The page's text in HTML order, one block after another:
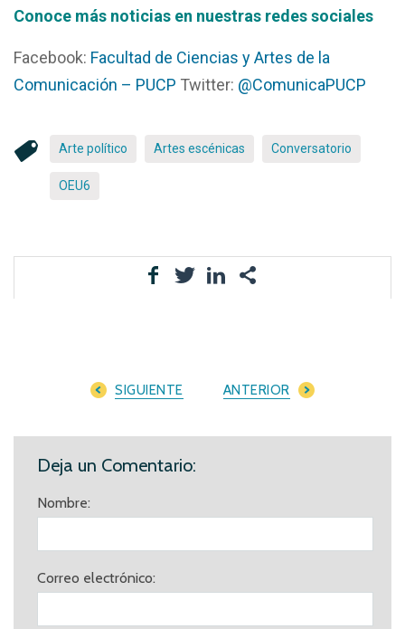
Conoce más noticias en nuestras redes sociales
Facebook: Facultad de Ciencias y Artes de la
Comunicación – PUCP Twitter: @ComunicaPUCP
Arte político Artes escénicas Conversatorio
OEU6
SIGUIENTE ANTERIOR
Deja un Comentario:
Nombre:
Correo electrónico: